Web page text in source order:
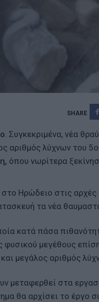
. Συγκεκριμένα, νέα
αριθμός λύχνων του
όπου νωρίτερα
Ηρώδειο στις αρχές
τα νέα
κατά πάσα
μεγέθους
μεγάλος αριθμός
μεταφερθεί στα
θα αρχίσει το έργο